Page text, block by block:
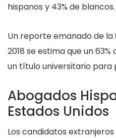
hispanos y 43% de blancos.
Un reporte emanado de la
2018 se estima que un
un título universitario para
Abogados
Estados Unidos
Los candidatos